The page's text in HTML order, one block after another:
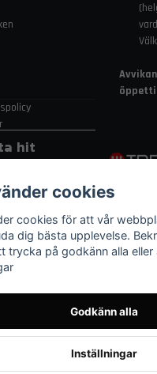
hit
315 155 91
Nykvarn Sverige
552 450 06
@trendab.com
cookies
cookies för att vår
dig bästa upplevelse.
trycka på godkänn alla eller
Godkänn alla
Inställningar